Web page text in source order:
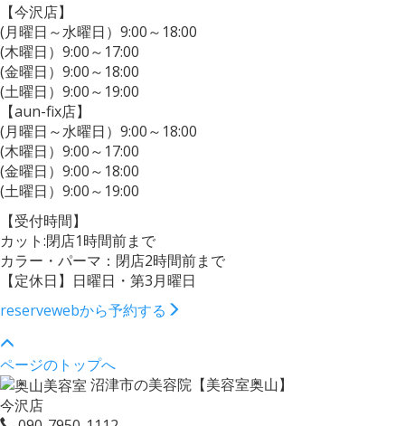
【今沢店】
(月曜日～水曜日）9:00～18:00
(木曜日）9:00～17:00
(金曜日）9:00～18:00
(土曜日）9:00～19:00
【aun-fix店】
(月曜日～水曜日）9:00～18:00
(木曜日）9:00～17:00
(金曜日）9:00～18:00
(土曜日）9:00～19:00
【受付時間】
カット:閉店1時間前まで
カラー・パーマ：閉店2時間前まで
【定休日】日曜日・第3月曜日
reservewebから予約する
ページのトップへ
沼津市の美容院【美容室奥山】
今沢店